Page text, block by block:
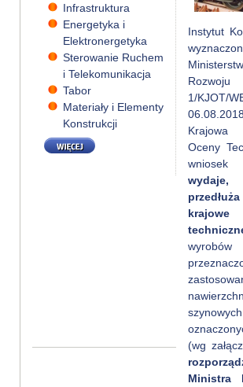
Infrastruktura
Energetyka i
Elektronergetyka
Sterowanie Ruchem
i Telekomunikacja
Tabor
Materiały i Elementy
Konstrukcji
WIĘCEJ
Instytut
1/KJOT/
Krajowa
Oceny
wniosek
wyrobów
szynowych
(wg
Ministra